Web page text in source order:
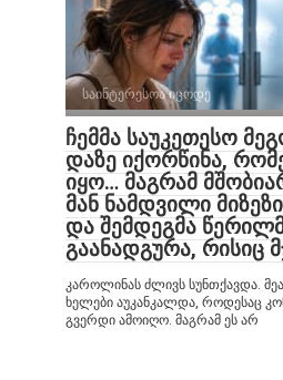
საინტერესოა იცოდე
ჩემმა საუკეთესო
დაზე იქორწინა,
იყო… მაგრამ
მან ნამდვილი
და შემდეგმა
გაანადგურა, რისიც
კაროლინას ძლივს სუნთქავდა.
ხელები აუკანკალდა, როდესაც
გვერდი ამოიღო. მაგრამ ეს არ